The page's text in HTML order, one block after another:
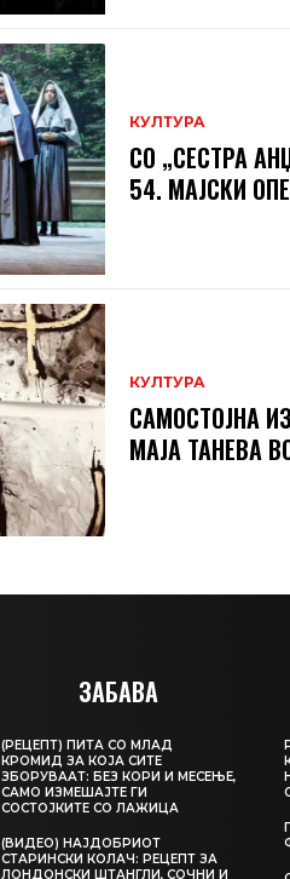
КУЛТУРА
СО „СЕСТРА
54. МАЈСКИ
КУЛТУРА
САМОСТОЈНА
МAЈА ТАНЕВА
ЗАБАВА
(РЕЦЕПТ) ПИТА СО МЛАД
КРОМИД ЗА КОЈА СИТЕ
ЗБОРУВААТ: БЕЗ КОРИ И МЕСЕЊЕ,
САМО ИЗМЕШАЈТЕ ГИ
СОСТОЈКИТЕ СО ЛАЖИЦА
(ВИДЕО) НАЈДОБРИОТ
СТАРИНСКИ КОЛАЧ: РЕЦЕПТ ЗА
ЛОНДОНСКИ ШТАНГЛИ, СОЧНИ И